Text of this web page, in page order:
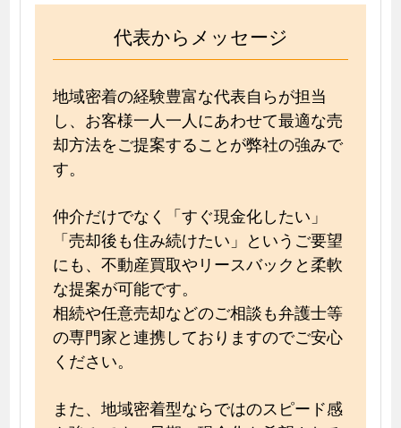
代表からメッセージ
地域密着の経験豊富な代表自らが担当
し、お客様一人一人にあわせて最適な売
却方法をご提案することが弊社の強みで
す。
仲介だけでなく「すぐ現金化したい」
「売却後も住み続けたい」というご要望
にも、不動産買取やリースバックと柔軟
な提案が可能です。
相続や任意売却などのご相談も弁護士等
の専門家と連携しておりますのでご安心
ください。
また、地域密着型ならではのスピード感